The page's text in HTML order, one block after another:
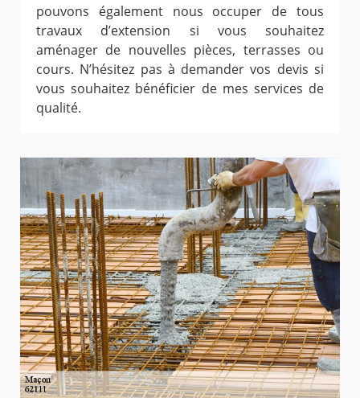
pouvons également nous occuper de tous
travaux d’extension si vous souhaitez
aménager de nouvelles pièces, terrasses ou
cours. N’hésitez pas à demander vos devis si
vous souhaitez bénéficier de mes services de
qualité.